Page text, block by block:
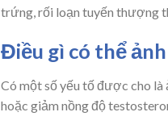
trứng, rối loạn tuyến thượng
Điều gì có thể
Có một số yếu tố được cho
hoặc giảm nồng độ